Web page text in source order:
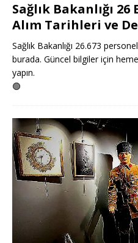
Sağlık Bakanlığı
Alım Tarihleri ve
Sağlık Bakanlığı 26.673
burada. Güncel bilgiler için
yapın.
🟢